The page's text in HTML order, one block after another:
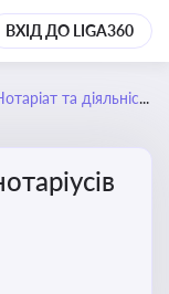
ВХІД ДО LIGA360
та діяльність нотаріусів